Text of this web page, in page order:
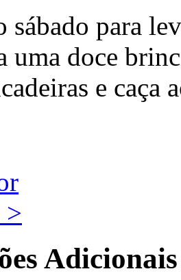
para
uma doce
e caça
>
Adicionais